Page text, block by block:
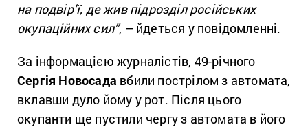
на подвір’ї, де жив підрозділ російських
окупаційних сил”, – йдеться у повідомленні.
За інформацією журналістів, 49-річного
Сергія Новосада вбили пострілом з автомата,
вклавши дуло йому у рот. Після цього
окупанти ще пустили чергу з автомата в його